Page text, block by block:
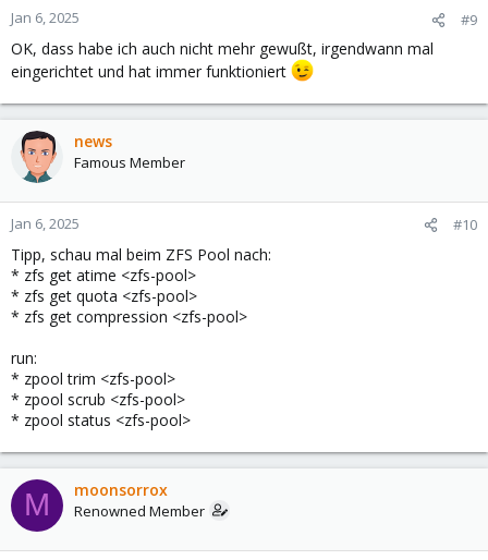
Jan 6, 2025 #9
OK, dass habe ich auch nicht mehr gewußt, irgendwann mal
eingerichtet und hat immer funktioniert
news
Famous Member
Jan 6, 2025 #10
Tipp, schau mal beim ZFS Pool nach:
* zfs get atime <zfs-pool>
* zfs get quota <zfs-pool>
* zfs get compression <zfs-pool>
run:
* zpool trim <zfs-pool>
* zpool scrub <zfs-pool>
* zpool status <zfs-pool>
M moonsorrox
Renowned Member